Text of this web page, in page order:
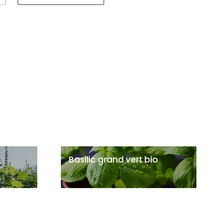
Basilic grand vert bio
3,00€